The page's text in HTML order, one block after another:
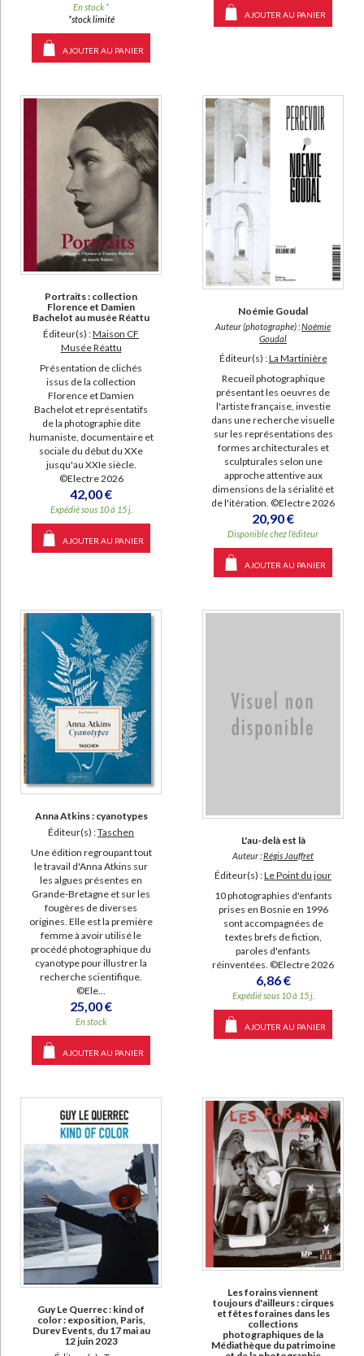
En stock *
*stock limité
AJOUTER AU PANIER
AJOUTER AU PANIER
Portraits : collection
Florence et Damien
Bachelot au musée Réattu
Éditeur(s) :Maison CF
Musée Réattu
Présentation de clichés
issus de la collection
Florence et Damien
Bachelot et représentatifs
de la photographie dite
humaniste, documentaire et
sociale du début du XXe
jusqu'au XXIe siècle.
©Electre 2026
42,00 €
Expédié sous 10 à 15 j.
AJOUTER AU PANIER
Noémie Goudal
Auteur (photographe) :Noémie
Goudal
Éditeur(s) :La Martinière
Recueil photographique
présentant les oeuvres de
l'artiste française, investie
dans une recherche visuelle
sur les représentations des
formes architecturales et
sculpturales selon une
approche attentive aux
dimensions de la sérialité et
de l'itération. ©Electre 2026
20,90 €
Disponible chez l'éditeur
AJOUTER AU PANIER
Anna Atkins : cyanotypes
Éditeur(s) :Taschen
Une édition regroupant tout
le travail d'Anna Atkins sur
les algues présentes en
Grande-Bretagne et sur les
fougères de diverses
origines. Elle est la première
femme à avoir utilisé le
procédé photographique du
cyanotype pour illustrer la
recherche scientifique.
©Ele...
25,00 €
En stock
AJOUTER AU PANIER
L'au-delà est là
Auteur :Régis Jauffret
Éditeur(s) :Le Point du jour
10 photographies d'enfants
prises en Bosnie en 1996
sont accompagnées de
textes brefs de fiction,
paroles d'enfants
réinventées. ©Electre 2026
6,86 €
Expédié sous 10 à 15 j.
AJOUTER AU PANIER
Guy Le Querrec : kind of
color : exposition, Paris,
Durev Events, du 17 mai au
12 juin 2023
Les forains viennent
toujours d'ailleurs : cirques
et fêtes foraines dans les
collections
photographiques de la
Médiathèque du patrimoine